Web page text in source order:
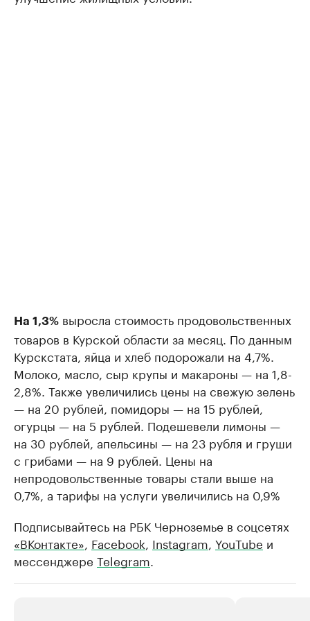
На 1,3% выросла стоимость продовольственных
товаров в Курской области за месяц. По данным
Курскстата, яйца и хлеб подорожали на 4,7%.
Молоко, масло, сыр крупы и макароны — на 1,8-
2,8%. Также увеличились цены на свежую зелень
— на 20 рублей, помидоры — на 15 рублей,
огурцы — на 5 рублей. Подешевели лимоны —
на 30 рублей, апельсины — на 23 рубля и груши
с грибами — на 9 рублей. Цены на
непродовольственные товары стали выше на
0,7%, а тарифы на услуги увеличились на 0,9%
Подписывайтесь на РБК Черноземье в соцсетях
«ВКонтакте», Facebook, Instagram, YouTube и
мессенджере Telegram.